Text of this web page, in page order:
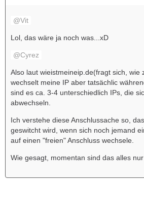
Vit
Lol, das wäre ja noch was...xD
Cyrez
Also laut wieistmeineip.de(fragt sich, wie
wechselt meine IP aber tatsächlic
sind es ca. 3-4 unterschiedlich IPs, die
abwechseln.
Ich verstehe diese Anschlussache so,
geswitcht wird, wenn sich noch jemand
auf einen "freien" Anschluss wechsele.
Wie gesagt, momentan sind das alles nur